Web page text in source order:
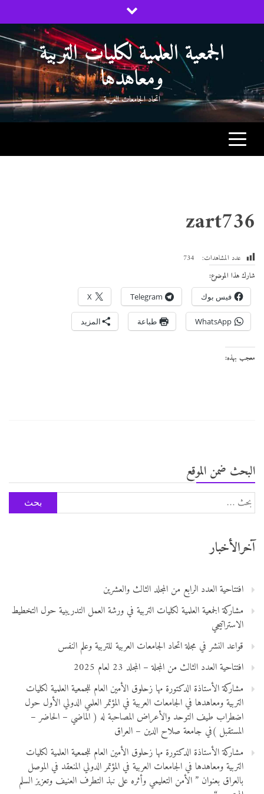
to
الجمعية العلمية لكليات التربية
ومعاهدها
اتحاد الجامعات العربية
zart736
عدد المشاهدات:
734
شارك هذا الموضوع:
فيس بوك Telegram
X
WhatsApp طباعة المزيد
معجب بهذه:
البحث ضمن الموقع
البحث
عن:
آخرالأخبار
افتتاحية العدد الرابع من المجلد الثالث والعشرين
مشاركة الجمعية العلمية لكليات التربية في ورشة العمل التدريبية حول التخطيط
الاستراتيجي
قواعد النشر في مجلة اتحاد الجامعات العربية للتربية وعلم النفس
افتتاحية العدد الثالث من المجلة – المجلد 23 لعام 2025
مشاركة الأستاذة الدكتورة مها زحلوق الأمين العام للجمعية العلمية لكليات
التربية ومعاهدها في الجامعات العربية في المؤتمر العلمي الدولي الأول حول
اضطراب طيف التوحد والأعراض المصاحبة له ( الماضي – الحاضر –
المستقبل )في جامعة صلاح الدين – العراق
مشاركة الأستاذة الدكتورة مها زحلوق الأمين العام للجمعية العلمية لكليات
التربية ومعاهدها في الجامعات العربية في المؤتمر الدولي المنعقد في الموصل
بالعراق بعنوان ” الأمن التعليمي وأثره على نبذ التطرف العنيف وتعزيز السلم